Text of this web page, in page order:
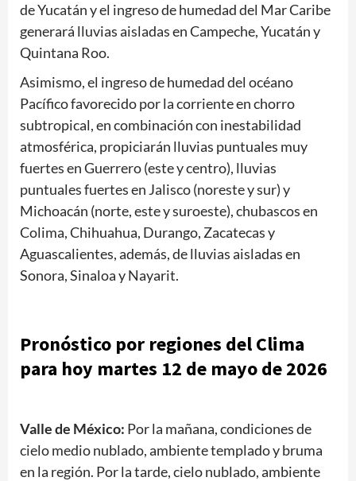
de Yucatán y el ingreso de humedad del Mar Caribe
generará lluvias aisladas en Campeche, Yucatán y
Quintana Roo.
Asimismo, el ingreso de humedad del océano
Pacífico favorecido por la corriente en chorro
subtropical, en combinación con inestabilidad
atmosférica, propiciarán lluvias puntuales muy
fuertes en Guerrero (este y centro), lluvias
puntuales fuertes en Jalisco (noreste y sur) y
Michoacán (norte, este y suroeste), chubascos en
Colima, Chihuahua, Durango, Zacatecas y
Aguascalientes, además, de lluvias aisladas en
Sonora, Sinaloa y Nayarit.
Pronóstico por regiones del Clima
para hoy martes 12 de mayo de 2026
Valle de México: Por la mañana, condiciones de
cielo medio nublado, ambiente templado y bruma
en la región. Por la tarde, cielo nublado, ambiente